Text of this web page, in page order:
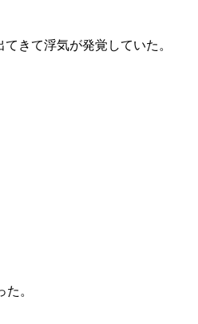
きて浮気が発覚していた。
。